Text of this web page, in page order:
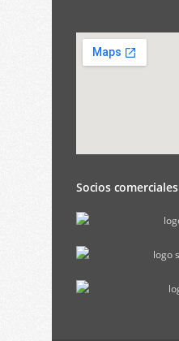
Socios comerciales